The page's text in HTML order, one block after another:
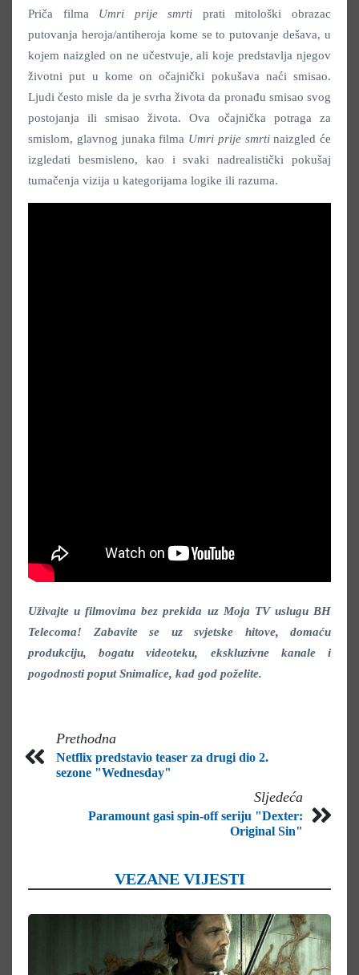
Priča filma Umri prije smrti prati mitološki obrazac
putovanja heroja/antiheroja kome se to putovanje dešava, u
kojem naizgled on ne učestvuje, ali koje predstavlja njegov
životni put u kome on očajnički pokušava naći smisao.
Ljudi često misle da je svrha života da pronađu smisao svog
postojanja ili smisao života. Ova očajnička potraga za
smislom, glavnog junaka filma Umri prije smrtinaizgled će
izgledati besmisleno, kao i svaki nadrealistički pokušaj
tumačenja vizija u kategorijama logike ili razuma.
Uživajte u filmovima bez prekida uz Moja TV uslugu BH
Telecoma! Zabavite se uz svjetske hitove, domaću
produkciju, bogatu videoteku, ekskluzivne kanale i
pogodnosti poput Snimalice, kad god poželite.
Prethodna
Netflix predstavio teaser za drugi dio 2.
sezone "Wednesday"
Sljedeća
Paramount gasi spin-off seriju "Dexter:
Original Sin"
VEZANE VIJESTI